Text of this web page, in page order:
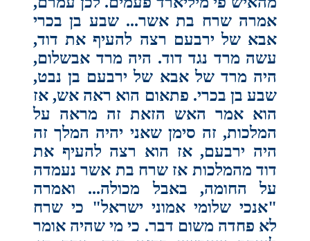
אמרה שרח בת אשר... שבע בן בכרי
אבא של ירבעם רצה להעיף את דוד,
עשה מרד נגד דוד. היה מרד אבשלום,
היה מרד של אבא של ירבעם בן נבט,
שבע בן בכרי. פתאום הוא ראה אש, אז
הוא אמר האש הזאת זה מראה על
המלכות, זה סימן שאני יהיה המלך זה
היה ירבעם, אז הוא רצה להעיף את
דוד מהמלכות אז שרח בת אשר נעמדה
על החומה, באבל מכולה... ואמרה
"אנכי שלומי אמוני ישראל" כי שרח
לא פחדה משום דבר. כי מי שהיה אומר